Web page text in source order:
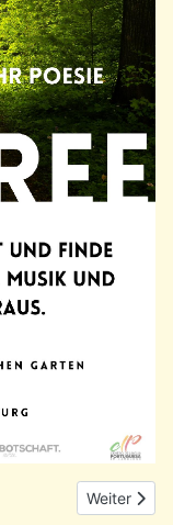
der Nächster
Weiter